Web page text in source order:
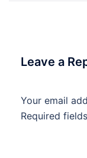
Leave a
Your email
Required